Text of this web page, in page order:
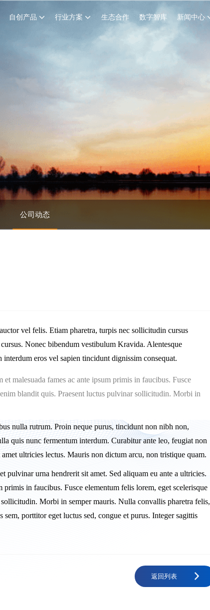
自创产品 行业方案 生态合作 数字智库 新闻中心
公司动态
vel felis. Etiam pharetra, turpis nec sollicitudin cursus
Nonec bibendum vestibulum Kravida. Alentesque
eros vel sapien tincidunt dignissim consequat.
malesuada fames ac ante ipsum primis in faucibus. Fusce
blandit quis. Praesent luctus pulvinar sollicitudin. Morbi in
nulla rutrum. Proin neque purus, tincidunt non nibh non,
quis nunc fermentum interdum. Curabitur ante leo, feugiat non
ultricies lectus. Mauris non dictum arcu, non tristique quam.
pulvinar urna hendrerit sit amet. Sed aliquam eu ante a ultricies.
primis in faucibus. Fusce elementum felis lorem, eget scelerisque
Morbi in semper mauris. Nulla convallis pharetra felis,
sem, porttitor eget luctus sed, congue et purus. Integer sagittis
返回列表